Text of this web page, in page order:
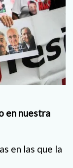
en nuestra
en las que la